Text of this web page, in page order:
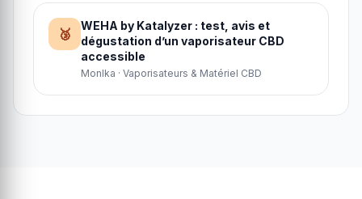
🥉
WEHA by Katalyzer : test, avis et
dégustation d’un vaporisateur CBD
accessible
MonIka · Vaporisateurs & Matériel CBD